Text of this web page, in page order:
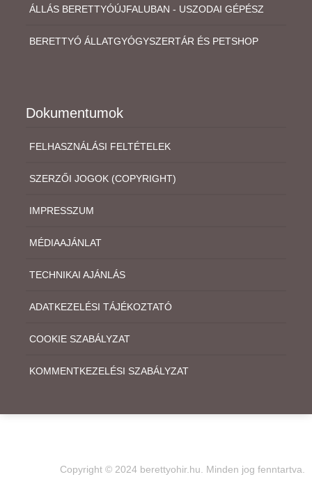
ÁLLÁS BERETTYÓÚJFALUBAN - USZODAI GÉPÉSZ
BERETTYÓ ÁLLATGYÓGYSZERTÁR ÉS PETSHOP
Dokumentumok
FELHASZNÁLÁSI FELTÉTELEK
SZERZŐI JOGOK (COPYRIGHT)
IMPRESSZUM
MÉDIAAJÁNLAT
TECHNIKAI AJÁNLÁS
ADATKEZELÉSI TÁJÉKOZTATÓ
COOKIE SZABÁLYZAT
KOMMENTKEZELÉSI SZABÁLYZAT
Copyright © 2024 berettyohir.hu. Minden jog fenntartva.